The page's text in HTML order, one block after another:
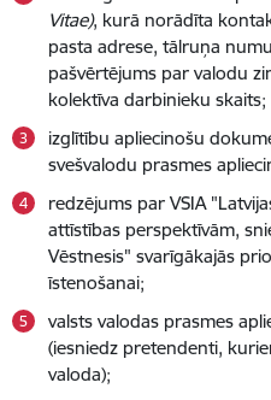
Vitae), kurā norādīta
pasta adrese, tālruņa
pašvērtējums par valodu
kolektīva darbinieku skaits;
izglītību apliecinošu
svešvalodu prasmes
redzējums par VSIA
attīstības perspektīvām,
Vēstnesis" svarīgākajās
īstenošanai;
valsts valodas prasmes
(iesniedz pretendenti,
valoda);